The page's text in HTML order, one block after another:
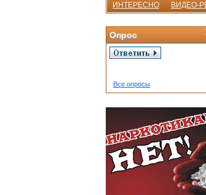
ИНТЕРЕСНО
ВИДЕО-
Опрос
Все опросы